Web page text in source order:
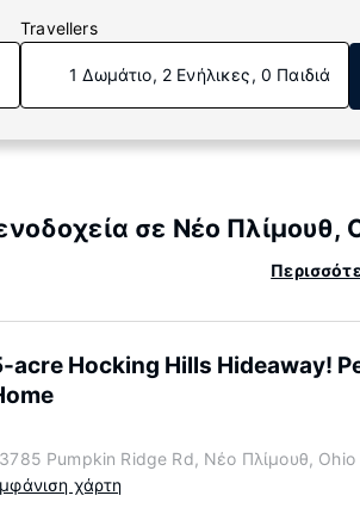
Travellers
1 Δωμάτιο, 2 Ενήλικες, 0 Παιδιά
σε Νέο Πλίμουθ,
acre Hocking Hills Hideaway!
Pumpkin Ridge Rd, Νέο Πλίμουθ,
χάρτη